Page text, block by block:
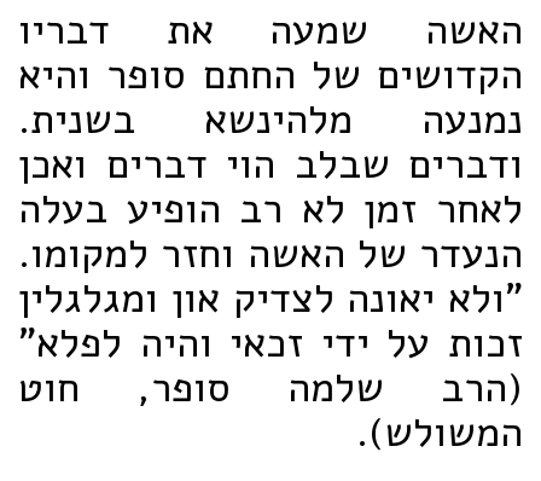
האשה שמעה את דבריו
הקדושים של החתם סופר והיא
נמנעה מלהינשא בשנית.
ודברים שבלב הוי דברים ואכן
לאחר זמן לא רב הופיע בעלה
הנעדר של האשה וחזר למקומו.
"ולא יאונה לצדיק און ומגלגלין
זכות על ידי זכאי והיה לפלא"
(הרב שלמה סופר, חוט
המשולש).